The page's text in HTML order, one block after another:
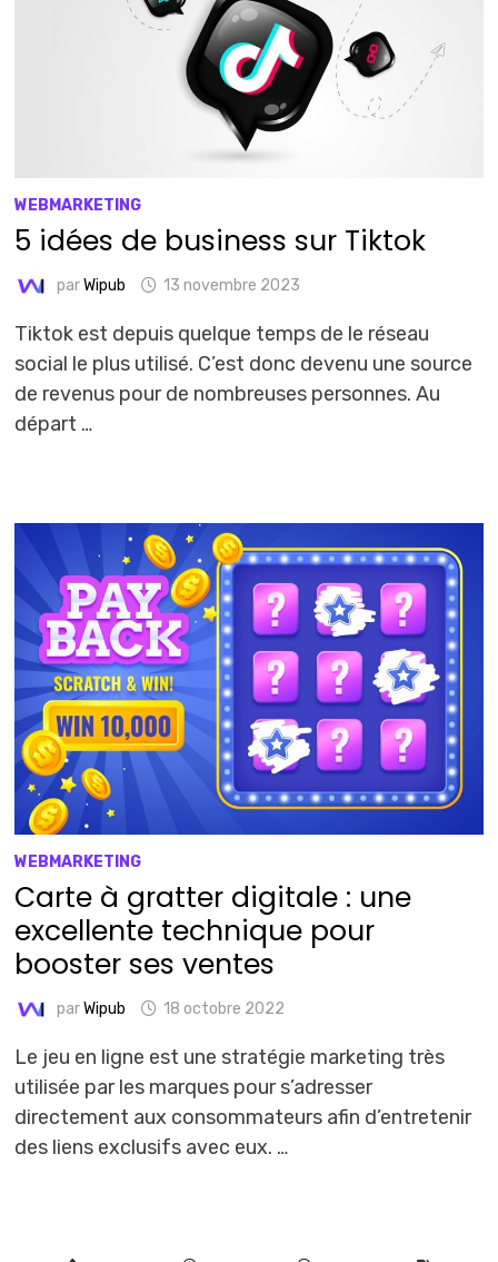
WEBMARKETING
5 idées de business sur Tiktok
parWipub 13 novembre 2023
Tiktok est depuis quelque temps de le réseau
social le plus utilisé. C’est donc devenu une source
de revenus pour de nombreuses personnes. Au
départ …
WEBMARKETING
Carte à gratter digitale : une
excellente technique pour
booster ses ventes
parWipub 18 octobre 2022
Le jeu en ligne est une stratégie marketing très
utilisée par les marques pour s’adresser
directement aux consommateurs afin d’entretenir
des liens exclusifs avec eux. …